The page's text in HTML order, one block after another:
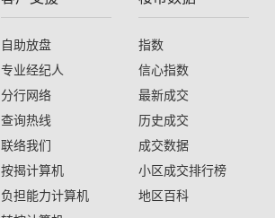
自助放盘
专业经纪人
分行网络
查询热线
联络我们
按揭计算机
负担能力计算机
指数
信心指数
最新成交
历史成交
成交数据
小区成交排行榜
地区百科